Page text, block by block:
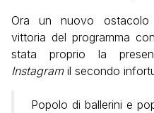
Ora un nuovo ostacolo
vittoria del programma
stata proprio la
Instagramil secondo
Popolo di ballerini e